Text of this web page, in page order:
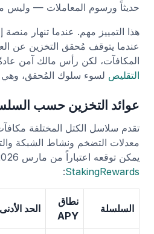
حديثاً ورسوم المعاملات —
هذا التمييز مهم. عندما تنهار
عندما يتوقف مُحقق التخزين عن
المكافآت، لكن رأس مالك آمن عادةً
التقليص لسوء سلوك المُحقق، وهي
عوائد التخزين حسب السلسلة
تقدم سلاسل الكتل المختلفة
معدلات التضخم ونشاط الشبكة
يمكن توقعه اعتباراً من مارس 2026، بناءً على بيانات من
StakingRewards
:
السلسلة
نطاق
APY
الحد الأدنى